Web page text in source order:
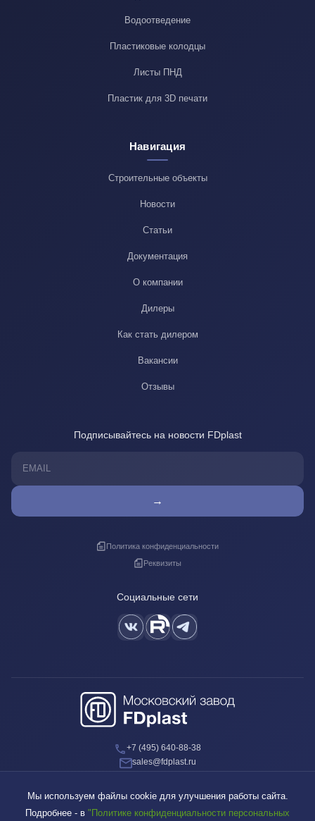
Водоотведение
Пластиковые колодцы
Листы ПНД
Пластик для 3D печати
Навигация
Строительные объекты
Новости
Статьи
Документация
О компании
Дилеры
Как стать дилером
Вакансии
Отзывы
Подписывайтесь на новости FDplast
→
Политика конфиденциальности
Реквизиты
Социальные сети
+7 (495) 640-88-38
sales@fdplast.ru
Мы используем файлы cookie для улучшения работы сайта.
Подробнее - в "Политике конфиденциальности персональных